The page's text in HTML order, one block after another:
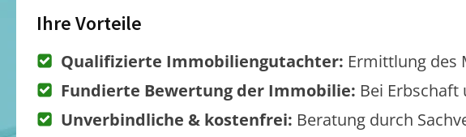
Ihre Vorteile
Qualifizierte Immobiliengutachter: Ermittlung des
Fundierte Bewertung der Immobilie: Bei Erbschaft
Unverbindliche & kostenfrei: Beratung durch